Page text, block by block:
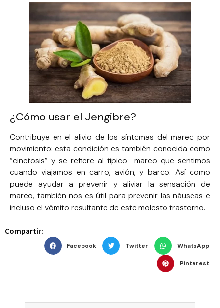
¿Cómo usar el Jengibre?
Contribuye en el alivio de los síntomas del mareo por
movimiento: esta condición es también conocida como
“cinetosis” y se refiere al típico mareo que sentimos
cuando viajamos en carro, avión, y barco. Así como
puede ayudar a prevenir y aliviar la sensación de
mareo, también nos es útil para prevenir las náuseas e
incluso el vómito resultante de este molesto trastorno.
Compartir:
Facebook Twitter WhatsApp
Pinterest